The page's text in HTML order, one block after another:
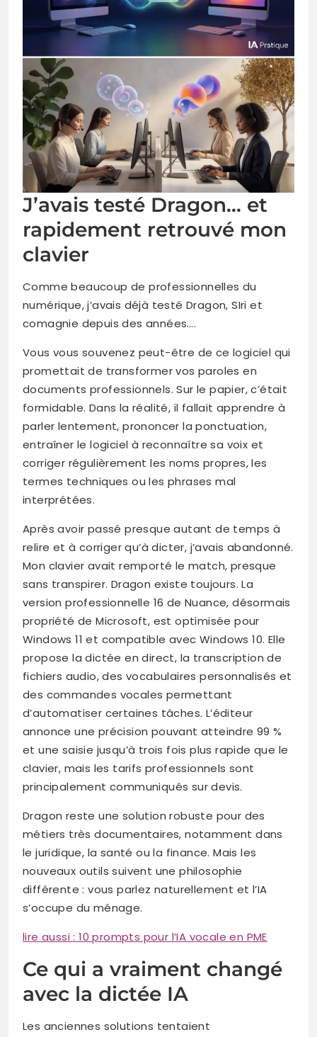
J’avais testé Dragon… et
rapidement retrouvé mon
clavier
Comme beaucoup de professionnelles du
numérique, j’avais déjà testé Dragon, SIri et
comagnie depuis des années….
Vous vous souvenez peut-être de ce logiciel qui
promettait de transformer vos paroles en
documents professionnels. Sur le papier, c’était
formidable. Dans la réalité, il fallait apprendre à
parler lentement, prononcer la ponctuation,
entraîner le logiciel à reconnaître sa voix et
corriger régulièrement les noms propres, les
termes techniques ou les phrases mal
interprétées.
Après avoir passé presque autant de temps à
relire et à corriger qu’à dicter, j’avais abandonné.
Mon clavier avait remporté le match, presque
sans transpirer. Dragon existe toujours. La
version professionnelle 16 de Nuance, désormais
propriété de Microsoft, est optimisée pour
Windows 11 et compatible avec Windows 10. Elle
propose la dictée en direct, la transcription de
fichiers audio, des vocabulaires personnalisés et
des commandes vocales permettant
d’automatiser certaines tâches. L’éditeur
annonce une précision pouvant atteindre 99 %
et une saisie jusqu’à trois fois plus rapide que le
clavier, mais les tarifs professionnels sont
principalement communiqués sur devis.
Dragon reste une solution robuste pour des
métiers très documentaires, notamment dans
le juridique, la santé ou la finance. Mais les
nouveaux outils suivent une philosophie
différente : vous parlez naturellement et l’IA
s’occupe du ménage.
lire aussi : 10 prompts pour l’IA vocale en PME
Ce qui a vraiment changé
avec la dictée IA
Les anciennes solutions tentaient